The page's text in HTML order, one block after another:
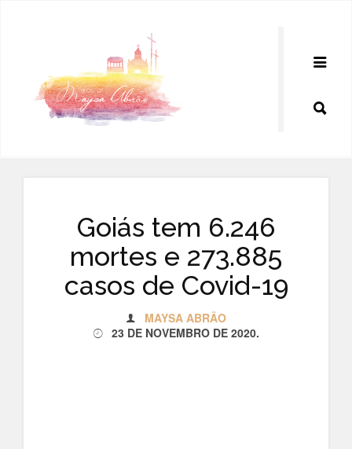
Goiás tem 6.246
mortes e 273.885
casos de Covid-19
MAYSA ABRÃO
23 DE NOVEMBRO DE 2020.